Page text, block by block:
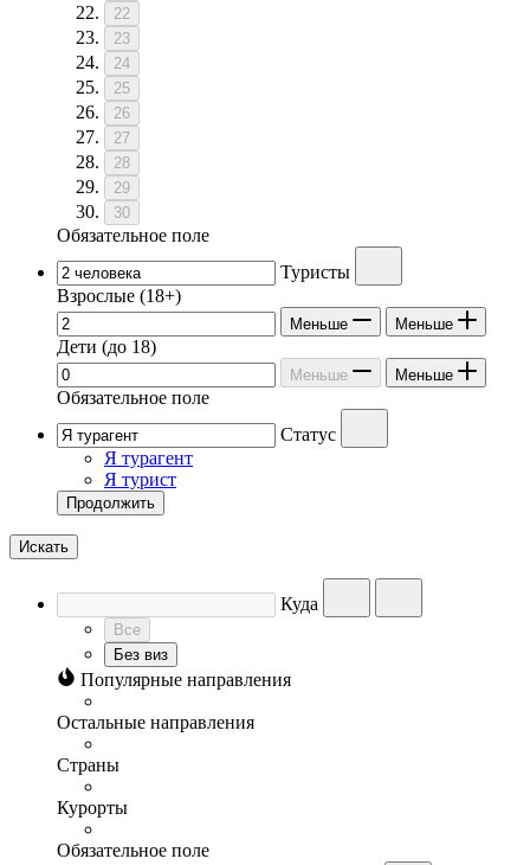
22
23
24
25
26
27
28
29
30
Обязательное поле
Туристы
Взрослые (18+)
Меньше Меньше
Дети (до 18)
Меньше Меньше
Обязательное поле
Статус
Я турагент
Я турист
Продолжить
Искать
Куда
Все
Без виз
Популярные направления
Остальные направления
Страны
Курорты
Обязательное поле